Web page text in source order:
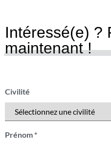
Intéressé(e) ?
maintenant !
Civilité
Prénom*